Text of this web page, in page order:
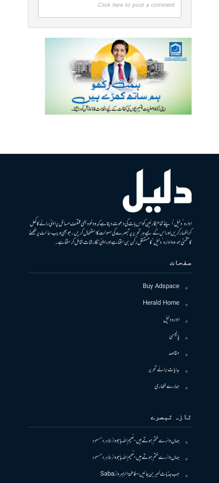
Click here to post a comment
ادارہ ’دلیل‘ اپنے تمام قارئین کو اس بات کی دعوت دیتا ہے کہ وہ خود بھی مختلف مسائل پر اپنی رائے کا کھل
کر اظہار کریں اور اس کے لیے ہر تحریر پر تبصرے کی سہولت کا استعمال کریں۔ جو بھی ویب سائٹ پر لکھنے
کا متمنی ہو، وہ ادارہ ’دلیل‘ کا مستقل رکن بن سکتا ہے اور اپنی نگارشات شامل کرسکتا ہے۔
صفحات
Buy Adspace
Herald Home
ادارہ دلیل
پالیسی
مقاصد
ہدایات برائے تحریر
ہمارے لکھاری
تازہ تبصرے
جہاں دائرے ختم ہوتے ہیں- نعیم اللہ باجوہازطاہرہ مسعود
جہاں دائرے ختم ہوتے ہیں- نعیم اللہ باجوہازطاہرہ مسعود
جب جذبات خبر بن جائیں – فاطمۃالزہرہازSaba